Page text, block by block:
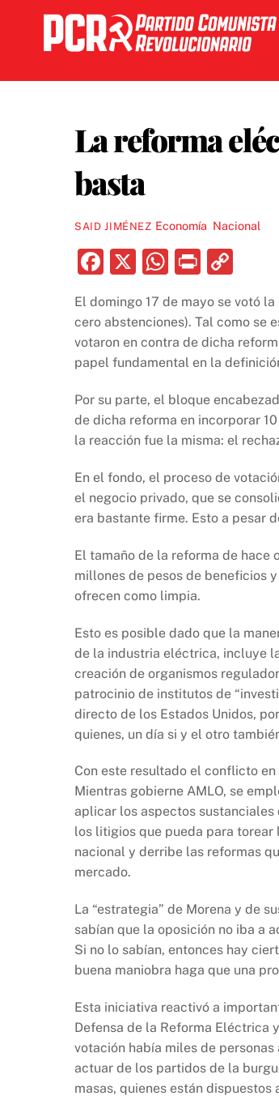
content
La reforma
basta
SAID JIMÉNEZ Economía Nacional
F
c
e
b
o
o
k
X
W
at
s
A
p
p
P
nt p
y
Li
n
k
El domingo 17 de mayo se votó
cero abstenciones). Tal como se
votaron en contra de dicha
papel fundamental en la
Por su parte, el bloque
de dicha reforma en incorporar
la reacción fue la misma: el
En el fondo, el proceso de
el negocio privado, que se
era bastante firme. Esto a pesar
El tamaño de la reforma de hace
millones de pesos de beneficios
ofrecen como limpia.
Esto es posible dado que la
de la industria eléctrica, incluye
creación de organismos
patrocinio de institutos de
directo de los Estados Unidos,
quienes, un día si y el otro
Con este resultado el conflicto
Mientras gobierne AMLO, se
aplicar los aspectos
los litigios que pueda para torear
nacional y derribe las reformas
mercado.
La “estrategia” de Morena y de
sabían que la oposición no iba a
Si no lo sabían, entonces hay
buena maniobra haga que una
Esta iniciativa reactivó a
Defensa de la Reforma Eléctrica
votación había miles de
actuar de los partidos de la
masas, quienes están